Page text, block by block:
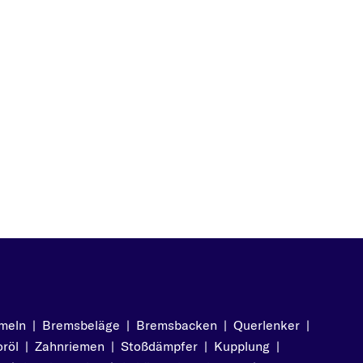
| Bremsbeläge | Bremsbacken | Querlenker |
| Zahnriemen | Stoßdämpfer | Kupplung |